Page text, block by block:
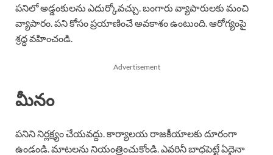
పనిలో అడ్డంకులను ఎదుర్కోవచ్చు. బంగారు వ్యాపారులకు మంచి
వ్యాపారం. పని కోసం ప్రయాణించే అవకాశం ఉంటుంది. ఆరోగ్యంపై
శ్రద్ధ వహించండి.
Advertisement
మీనం
పనిని నిర్లక్ష్యం చేయవద్దు. కార్యాలయ రాజకీయాలకు దూరంగా
ఉండండి. మాటలను నియంత్రించుకోండి. ఎవరినీ బాధపెట్టే ఏదైనా